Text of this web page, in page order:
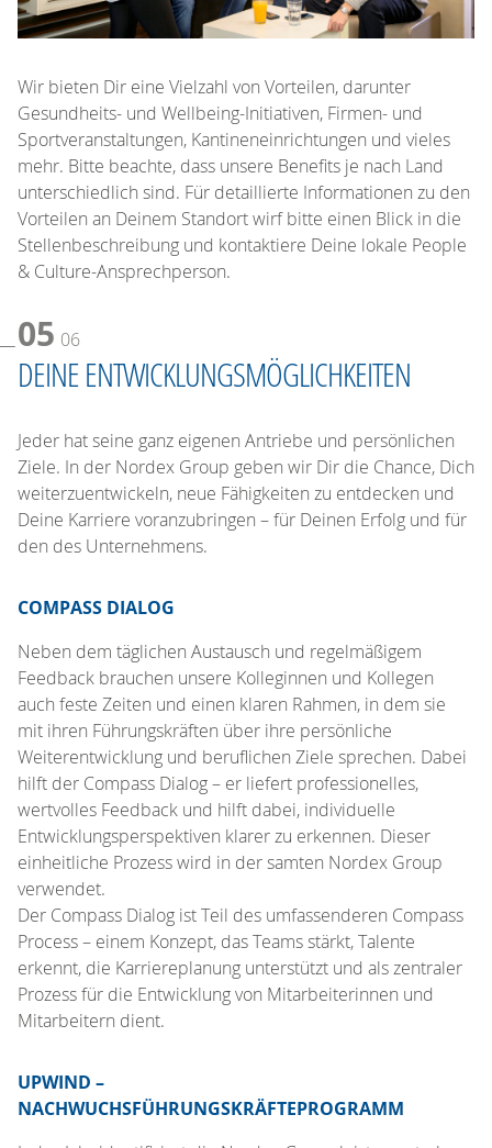
Wir bieten Dir eine Vielzahl von Vorteilen, darunter
Gesundheits- und Wellbeing-Initiativen, Firmen- und
Sportveranstaltungen, Kantineneinrichtungen und vieles
mehr. Bitte beachte, dass unsere Benefits je nach Land
unterschiedlich sind. Für detaillierte Informationen zu den
Vorteilen an Deinem Standort wirf bitte einen Blick in die
Stellenbeschreibung und kontaktiere Deine lokale People
& Culture-Ansprechperson.
05 06
DEINE ENTWICKLUNGSMÖGLICHKEITEN
Jeder hat seine ganz eigenen Antriebe und persönlichen
Ziele. In der Nordex Group geben wir Dir die Chance, Dich
weiterzuentwickeln, neue Fähigkeiten zu entdecken und
Deine Karriere voranzubringen – für Deinen Erfolg und für
den des Unternehmens.
COMPASS DIALOG
Neben dem täglichen Austausch und regelmäßigem
Feedback brauchen unsere Kolleginnen und Kollegen
auch feste Zeiten und einen klaren Rahmen, in dem sie
mit ihren Führungskräften über ihre persönliche
Weiterentwicklung und beruflichen Ziele sprechen. Dabei
hilft der Compass Dialog – er liefert professionelles,
wertvolles Feedback und hilft dabei, individuelle
Entwicklungsperspektiven klarer zu erkennen. Dieser
einheitliche Prozess wird in der samten Nordex Group
verwendet.
Der Compass Dialog ist Teil des umfassenderen Compass
Process – einem Konzept, das Teams stärkt, Talente
erkennt, die Karriereplanung unterstützt und als zentraler
Prozess für die Entwicklung von Mitarbeiterinnen und
Mitarbeitern dient.
UPWIND –
NACHWUCHSFÜHRUNGSKRÄFTEPROGRAMM